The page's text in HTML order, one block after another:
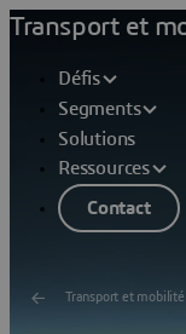
Transport et
Défis
Segments
Solutions
Ressources
Contact
Transport et mobilité